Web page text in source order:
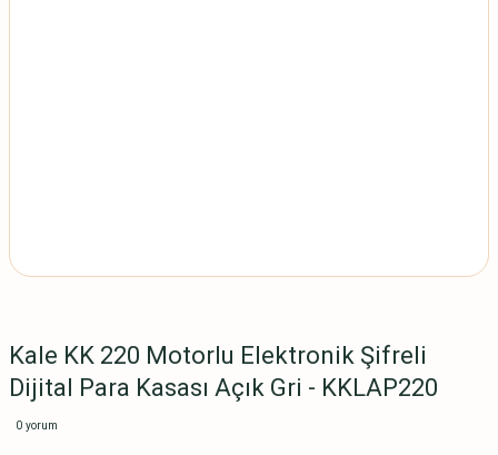
Kale KK 220 Motorlu Elektronik Şifreli
Dijital Para Kasası Açık Gri - KKLAP220
0 yorum